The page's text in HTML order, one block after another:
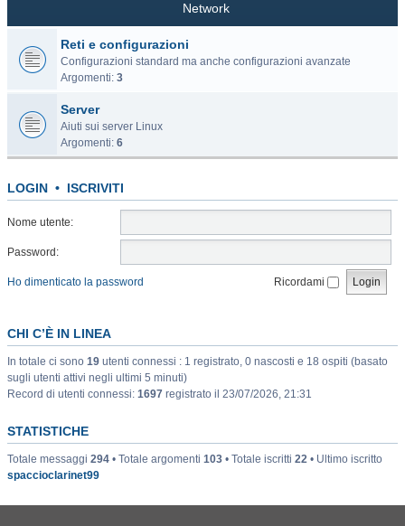
Network
Reti e configurazioni
Configurazioni standard ma anche configurazioni avanzate
Argomenti: 3
Server
Aiuti sui server Linux
Argomenti: 6
LOGIN • ISCRIVITI
Nome utente:
Password:
Ho dimenticato la password Ricordami
CHI C’È IN LINEA
In totale ci sono 19 utenti connessi : 1 registrato, 0 nascosti e 18 ospiti (basato
sugli utenti attivi negli ultimi 5 minuti)
Record di utenti connessi: 1697 registrato il 23/07/2026, 21:31
STATISTICHE
Totale messaggi 294 • Totale argomenti 103 • Totale iscritti 22 • Ultimo iscritto
spaccioclarinet99